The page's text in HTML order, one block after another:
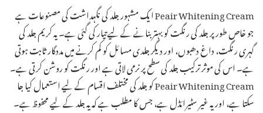
Peair Whitening Cream ایک مشہور جلد کی نگہداشت کی مصنوعات ہے
جو خاص طور پر جلد کی رنگت کو بہتر بنانے کے لیے تیار کی گئی ہے۔ یہ کریم جلد کی
گہری رنگت، داغ دھبوں، اور دیگر جلدی مسائل کو کم کرنے میں مددگار ثابت ہوتی
ہے۔ اس کی موثر ترکیب جلد کی سطح پر نرمی لاتی ہے اور رنگت کو روشن کرتی ہے۔
Peair Whitening Cream کو جلد کی مختلف اقسام کے لیے استعمال کیا جا
سکتا ہے، اور یہ غیر سٹیرائڈل ہے، جس کا مطلب ہے کہ یہ جلد کے لیے محفوظ ہے۔